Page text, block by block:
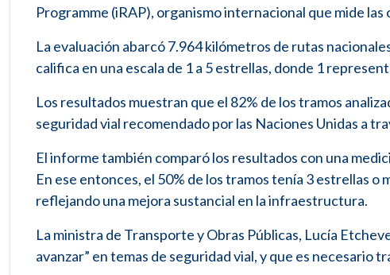
Programme (iRAP), organismo internacional que mide
La evaluación abarcó 7.964 kilómetros de rutas
califica en una escala de 1 a 5 estrellas, donde 1
Los resultados muestran que el 82% de los tramos
seguridad vial recomendado por las Naciones Unidas a
El informe también comparó los resultados con una
En ese entonces, el 50% de los tramos tenía 3 estrellas o
reflejando una mejora sustancial en la infraestructura.
La ministra de Transporte y Obras Públicas, Lucía
avanzar” en temas de seguridad vial, y que es necesario